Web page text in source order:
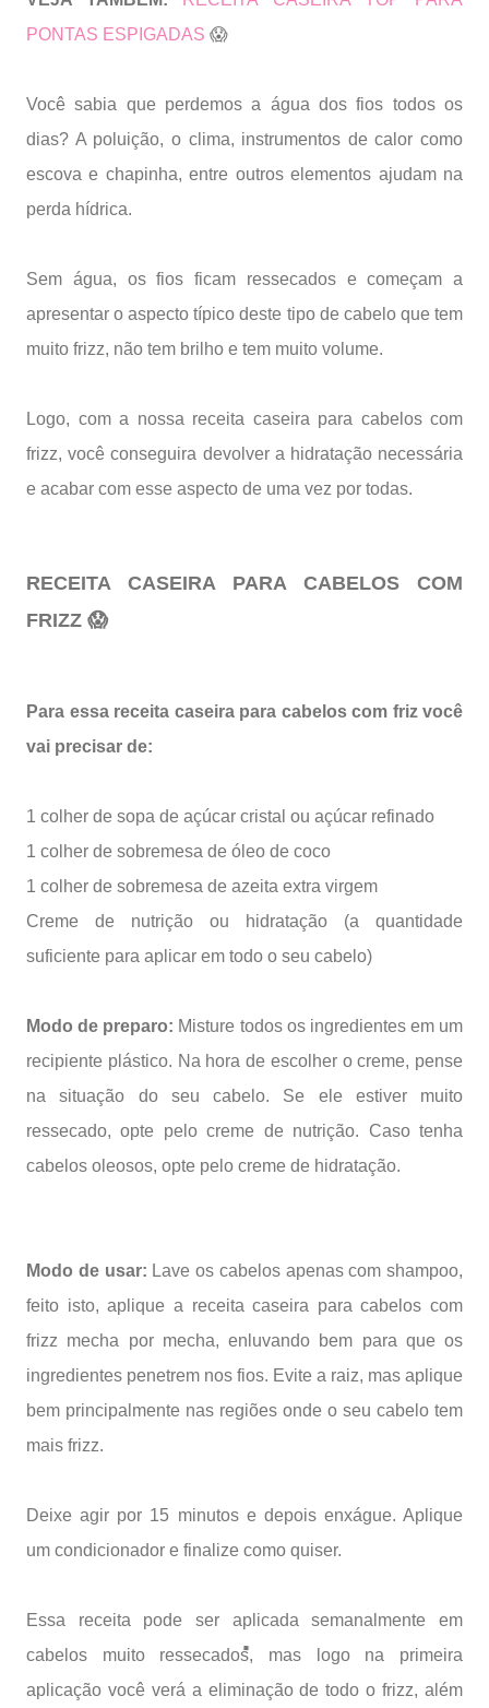
PONTAS ESPIGADAS 😱
Você sabia que perdemos a água dos fios todos os
dias? A poluição, o clima, instrumentos de calor como
escova e chapinha, entre outros elementos ajudam na
perda hídrica.
Sem água, os fios ficam ressecados e começam a
apresentar o aspecto típico deste tipo de cabelo que tem
muito frizz, não tem brilho e tem muito volume.
Logo, com a nossa receita caseira para cabelos com
frizz, você conseguira devolver a hidratação necessária
e acabar com esse aspecto de uma vez por todas.
RECEITA CASEIRA PARA CABELOS COM
FRIZZ 😱
Para essa receita caseira para cabelos com friz você
vai precisar de:
1 colher de sopa de açúcar cristal ou açúcar refinado
1 colher de sobremesa de óleo de coco
1 colher de sobremesa de azeita extra virgem
Creme de nutrição ou hidratação (a quantidade
suficiente para aplicar em todo o seu cabelo)
Modo de preparo: Misture todos os ingredientes em um
recipiente plástico. Na hora de escolher o creme, pense
na situação do seu cabelo. Se ele estiver muito
ressecado, opte pelo creme de nutrição. Caso tenha
cabelos oleosos, opte pelo creme de hidratação.
Modo de usar: Lave os cabelos apenas com shampoo,
feito isto, aplique a receita caseira para cabelos com
frizz mecha por mecha, enluvando bem para que os
ingredientes penetrem nos fios. Evite a raiz, mas aplique
bem principalmente nas regiões onde o seu cabelo tem
mais frizz.
Deixe agir por 15 minutos e depois enxágue. Aplique
um condicionador e finalize como quiser.
Essa receita pode ser aplicada semanalmente em
cabelos muito ressecados, mas logo na primeira
aplicação você verá a eliminação de todo o frizz, além